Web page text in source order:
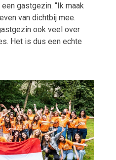
gastgezin. “Ik maak
van dichtbij mee.
ook veel over
Het is dus een echte